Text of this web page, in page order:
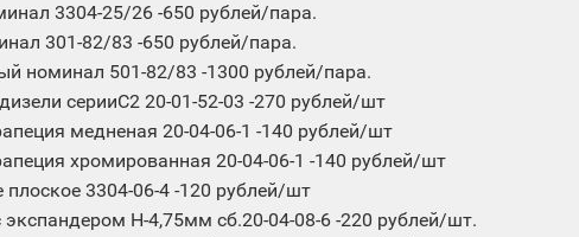
3304-25/26 -650 рублей/пара.
301-82/83 -650 рублей/пара.
номинал 501-82/83 -1300 рублей/пара.
серииС2 20-01-52-03 -270 рублей/шт
медненая 20-04-06-1 -140 рублей/шт
хромированная 20-04-06-1 -140 рублей/шт
3304-06-4 -120 рублей/шт
Н-4,75мм сб.20-04-08-6 -220 рублей/шт.